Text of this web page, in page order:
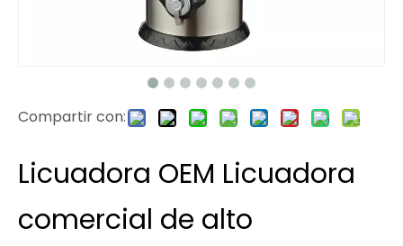
Compartir con:
Licuadora OEM Licuadora
comercial de alto